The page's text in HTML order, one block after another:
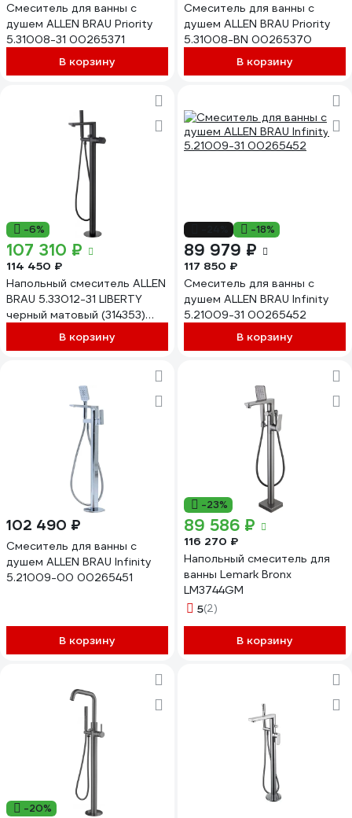
Смеситель для ванны с
душем ALLEN BRAU Priority
5.31008-31 00265371
В корзину
Смеситель для ванны с
душем ALLEN BRAU Priority
5.31008-BN 00265370
В корзину
-6%
107 310 ₽
114 450 ₽
Напольный смеситель ALLEN
BRAU 5.33012-31 LIBERTY
черный матовый (314353)
В корзину
-18%
89 979 ₽
117 850 ₽
Смеситель для ванны с
душем ALLEN BRAU Infinity
5.21009-31 00265452
В корзину
102 490 ₽
Смеситель для ванны с
душем ALLEN BRAU Infinity
5.21009-00 00265451
В корзину
-23%
89 586 ₽
116 270 ₽
Напольный смеситель для
ванны Lemark Bronx
LM3744GM
5(2)
В корзину
-20%